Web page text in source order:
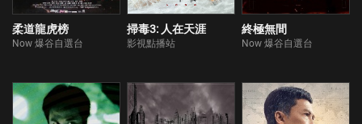
柔道龍虎榜
Now 爆谷自選台
掃毒3: 人在天涯
影視點播站
終極無間
Now 爆谷自選台